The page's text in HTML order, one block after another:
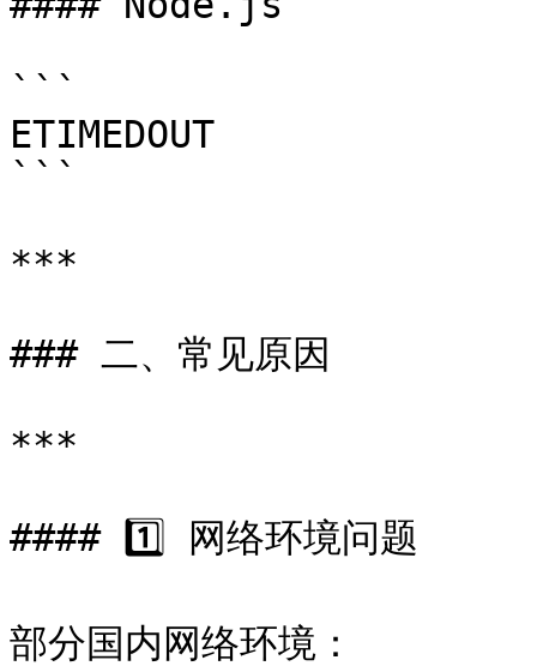
```
ETIMEDOUT
```
***
### 二、常见原因
***
#### 1️⃣ 网络环境问题
部分国内网络环境：